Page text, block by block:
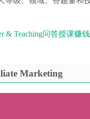
& Teaching问答授课赚
Marketing